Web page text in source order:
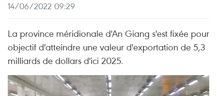
14/06/2022 09:29
La province méridionale d'An Giang s'est fixée pour
objectif d'atteindre une valeur d'exportation de 5,3
milliards de dollars d'ici 2025.